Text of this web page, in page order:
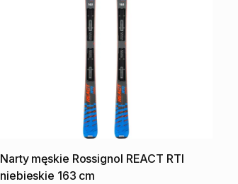
Narty męskie Rossignol REACT RTI
niebieskie 163 cm